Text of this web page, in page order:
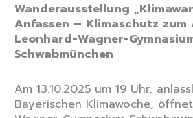
Wanderausstellung
Anfassen – Klimaschutz zum
Leonhard-Wagner-
Schwabmünchen
Am 13.10.2025 um 19 Uhr,
Bayerischen Klimawoche,